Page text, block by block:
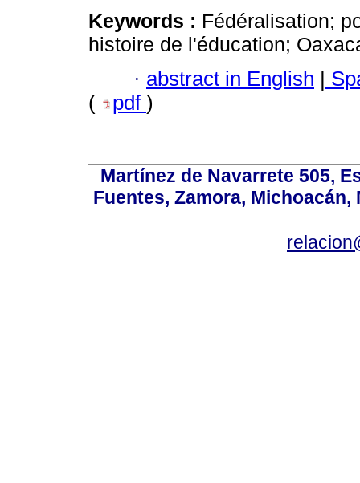
Keywords : Fédéralisation;
histoire de l'éducation;
· abstract in English |
(
pdf )
Martínez de Navarrete 505,
Fuentes, Zamora, Michoacán,